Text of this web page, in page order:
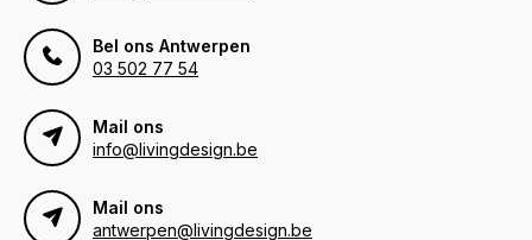
Bel ons Antwerpen
03 502 77 54
Mail ons
info@livingdesign.be
Mail ons
antwerpen@livingdesign.be